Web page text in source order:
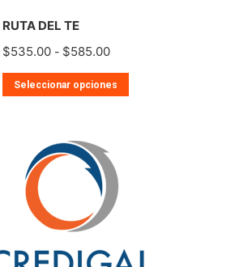
RUTA DEL TE
$535.00 - $585.00Rango
de
precios:
$585.00
Seleccionar opciones
producto
en